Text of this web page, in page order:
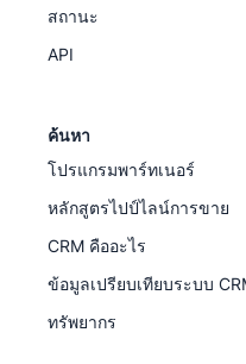
สถานะ
API
ค้นหา
โปรแกรมพาร์ทเนอร์
หลักสูตรไปป์ไลน์การขาย
CRM คืออะไร
ข้อมูลเปรียบเทียบระบบ
ทรัพยากร